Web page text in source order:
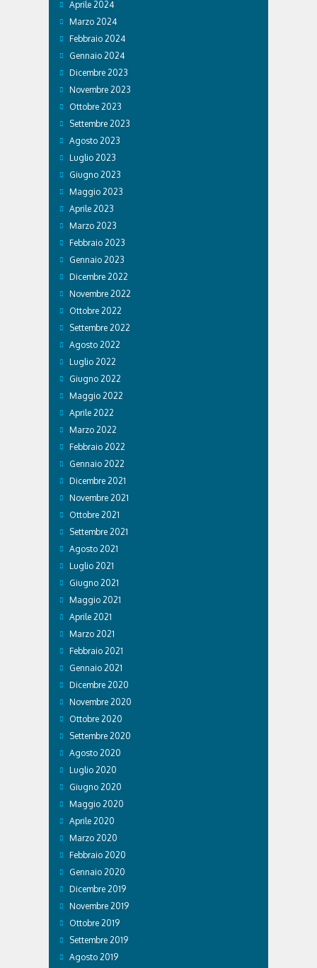
Aprile 2024
Marzo 2024
Febbraio 2024
Gennaio 2024
Dicembre 2023
Novembre 2023
Ottobre 2023
Settembre 2023
Agosto 2023
Luglio 2023
Giugno 2023
Maggio 2023
Aprile 2023
Marzo 2023
Febbraio 2023
Gennaio 2023
Dicembre 2022
Novembre 2022
Ottobre 2022
Settembre 2022
Agosto 2022
Luglio 2022
Giugno 2022
Maggio 2022
Aprile 2022
Marzo 2022
Febbraio 2022
Gennaio 2022
Dicembre 2021
Novembre 2021
Ottobre 2021
Settembre 2021
Agosto 2021
Luglio 2021
Giugno 2021
Maggio 2021
Aprile 2021
Marzo 2021
Febbraio 2021
Gennaio 2021
Dicembre 2020
Novembre 2020
Ottobre 2020
Settembre 2020
Agosto 2020
Luglio 2020
Giugno 2020
Maggio 2020
Aprile 2020
Marzo 2020
Febbraio 2020
Gennaio 2020
Dicembre 2019
Novembre 2019
Ottobre 2019
Settembre 2019
Agosto 2019